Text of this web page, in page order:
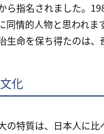
ら指名されました。
同情的人物と思われ
生命を保ち得たのは
化
の特質は、日本人に比